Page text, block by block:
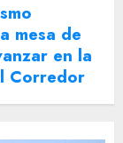
mesa de
en la
Corredor